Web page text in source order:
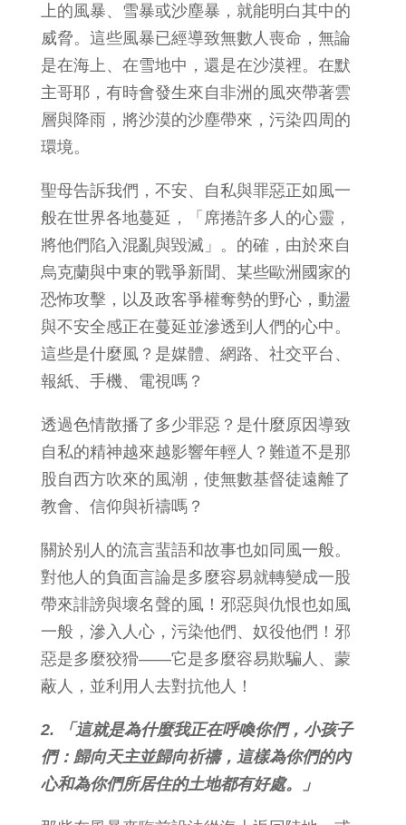
上的風暴、雪暴或沙塵暴，就能明白其中的
威脅。這些風暴已經導致無數人喪命，無論
是在海上、在雪地中，還是在沙漠裡。在默
主哥耶，有時會發生來自非洲的風夾帶著雲
層與降雨，將沙漠的沙塵帶來，污染四周的
環境。
聖母告訴我們，不安、自私與罪惡正如風一
般在世界各地蔓延，「席捲許多人的心靈，
將他們陷入混亂與毀滅」。的確，由於來自
烏克蘭與中東的戰爭新聞、某些歐洲國家的
恐怖攻擊，以及政客爭權奪勢的野心，動盪
與不安全感正在蔓延並滲透到人們的心中。
這些是什麼風？是媒體、網路、社交平台、
報紙、手機、電視嗎？
透過色情散播了多少罪惡？是什麼原因導致
自私的精神越來越影響年輕人？難道不是那
股自西方吹來的風潮，使無數基督徒遠離了
教會、信仰與祈禱嗎？
關於别人的流言蜚語和故事也如同風一般。
對他人的負面言論是多麼容易就轉變成一股
帶來誹謗與壞名聲的風！邪惡與仇恨也如風
一般，滲入人心，污染他們、奴役他們！邪
惡是多麼狡猾——它是多麼容易欺騙人、蒙
蔽人，並利用人去對抗他人！
2. 「這就是為什麼我正在呼喚你們，小孩子
們：歸向天主並歸向祈禱，這樣為你們的內
心和為你們所居住的土地都有好處。」